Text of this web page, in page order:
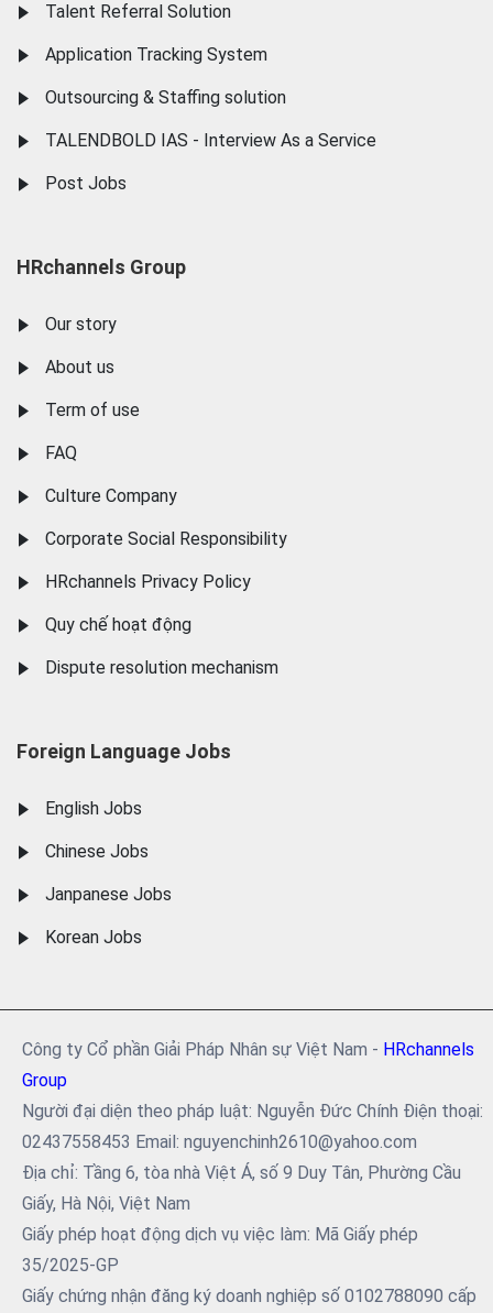
Talent Referral Solution
Application Tracking System
Outsourcing & Staffing solution
TALENDBOLD IAS - Interview As a Service
Post Jobs
HRchannels Group
Our story
About us
Term of use
FAQ
Culture Company
Corporate Social Responsibility
HRchannels Privacy Policy
Quy chế hoạt động
Dispute resolution mechanism
Foreign Language Jobs
English Jobs
Chinese Jobs
Janpanese Jobs
Korean Jobs
Công ty Cổ phần Giải Pháp Nhân sự Việt Nam - HRchannels
Group
Người đại diện theo pháp luật: Nguyễn Đức Chính Điện thoại:
02437558453 Email: nguyenchinh2610@yahoo.com
Địa chỉ: Tầng 6, tòa nhà Việt Á, số 9 Duy Tân, Phường Cầu
Giấy, Hà Nội, Việt Nam
Giấy phép hoạt động dịch vụ việc làm: Mã Giấy phép
35/2025-GP
Giấy chứng nhận đăng ký doanh nghiệp số 0102788090 cấp